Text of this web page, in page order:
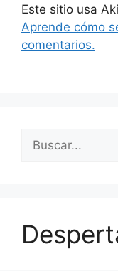
Este sitio usa
Aprende cómo
comentarios.
Buscar: